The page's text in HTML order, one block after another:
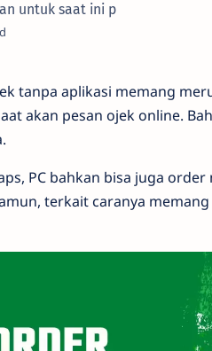
untuk saat ini p
tanpa aplikasi memang
akan pesan ojek online.
PC bahkan bisa juga
terkait caranya